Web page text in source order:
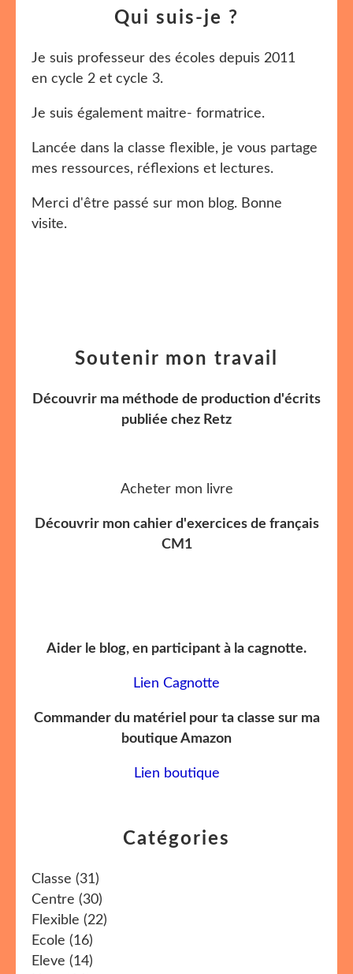
Catégories
Classe (31)
Centre (30)
Flexible (22)
Ecole (16)
Eleve (14)
Qui suis-je ?
Je suis professeur des écoles depuis 2011
en cycle 2 et cycle 3.
Je suis également maitre- formatrice.
Lancée dans la classe flexible, je vous partage
mes ressources, réflexions et lectures.
Merci d'être passé sur mon blog. Bonne
visite.
Soutenir mon travail
Découvrir ma méthode de production d'écrits
publiée chez Retz
Acheter mon livre
Découvrir mon cahier d'exercices de français
CM1
Aider le blog, en participant à la cagnotte.
Lien Cagnotte
Commander du matériel pour ta classe sur ma
boutique Amazon
Lien boutique